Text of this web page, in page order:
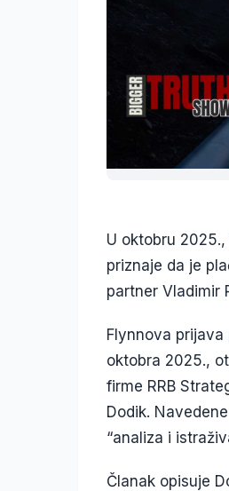
U oktobru
priznaje da je
partner Vladimir
Flynnova prijava
oktobra 2025.,
firme RRB
Dodik.
“analiza i
Članak opisuje